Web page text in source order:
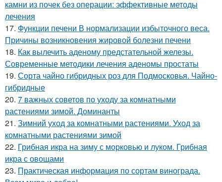
камни из почек без операции: эффективные методы
лечения
17. Функции печени В нормализации избыточного веса.
Причины возникновения жировой болезни печени
18. Как вылечить аденому предстательной железы.
Современные методики лечения аденомы простаты
19. Сорта чайно гибридных роз для Подмосковья. Чайно-
гибридные
20. 7 важных советов по уходу за комнатными
растениями зимой. Доминанты
21. Зимний уход за комнатными растениями. Уход за
комнатными растениями зимой
22. Грибная икра на зиму с морковью и луком. Грибная
икра с овощами
23. Практическая информация по сортам винограда.